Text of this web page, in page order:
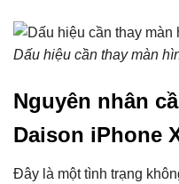
Dấu hiệu cần thay màn
Nguyên nhân
Daison iPhone
Đây là một tình trạng